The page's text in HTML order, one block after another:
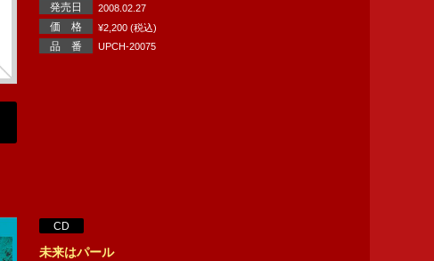
発売日 2008.02.27
価 格 ¥2,200 (税込)
品 番 UPCH-20075
CD
未来はパール